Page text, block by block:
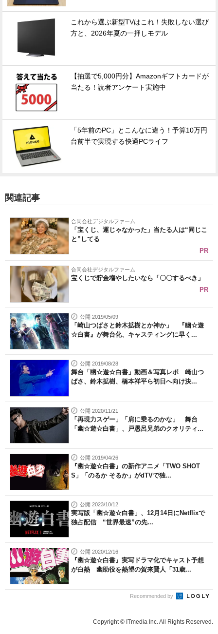
これから選ぶ新型TVはこれ！失敗しない選び
方と、2026年夏の一押しモデル
【抽選で5,000円分】Amazonギフトカードが
当たる！読者アンケート実施中
「5年前のPC」とこんなに違う！予算10万円
台前半で実現する快適PCライフ
関連記事
合同会社デジタルファーム
「宝くじ、運じゃなかった」当たる人は“同じこ
と”してる
PR
合同会社デジタルファーム
宝くじで貯金増やしたいなら「〇〇するべき」
PR
公開 2019/05/09
「崎山つばさと鈴木拡樹とか神か」 『幽☆遊
☆白書』が舞台化、キャスティングに早く...
公開 2019/08/28
舞台「幽☆遊☆白書」動画＆写真レポ 崎山つ
ばさ、鈴木拡樹、橋本祥平ら初日へ向け決...
公開 2020/11/21
「再現力スゲー」「肩に乗るのかな」 舞台
「幽☆遊☆白書」、戸愚呂兄弟のクオリティ...
公開 2019/04/26
『幽☆遊☆白書』の新作アニメ「TWO SHOT
S」「のるか そるか」がdTVで独...
公開 2023/10/12
実写版「幽☆遊☆白書」、12月14日にNetflixで
独占配信 “世界最速”の先...
公開 2020/12/16
『幽☆遊☆白書』実写ドラマ化でキャスト予想
が白熱 幽助役を熱望の賀来賢人「31歳...
Recommended by
Copyright © ITmedia Inc. All Rights Reserved.